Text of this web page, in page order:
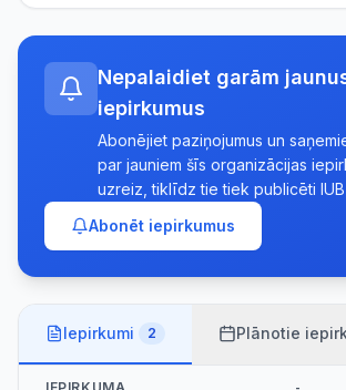
Nepalaidiet garām
iepirkumus
Abonējiet paziņojumus un
par jauniem šīs organizācijas
uzreiz, tiklīdz tie tiek publicēti
Abonēt iepirkumus
Iepirkumi 2 Plānotie